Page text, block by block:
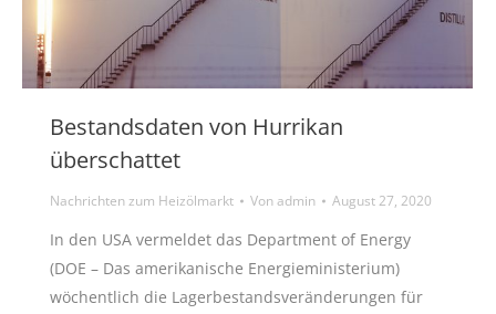
Bestandsdaten von Hurrikan
überschattet
Nachrichten zum Heizölmarkt Vonadmin August 27, 2020
In den USA vermeldet das Department of Energy
(DOE – Das amerikanische Energieministerium)
wöchentlich die Lagerbestandsveränderungen für